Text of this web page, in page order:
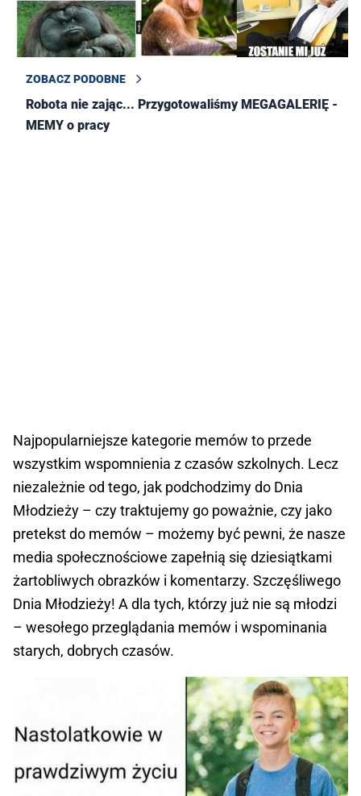
ZOBACZ PODOBNE
Robota nie zając... Przygotowaliśmy MEGAGALERIĘ -
MEMY o pracy
Najpopularniejsze kategorie memów to przede
wszystkim wspomnienia z czasów szkolnych. Lecz
niezależnie od tego, jak podchodzimy do Dnia
Młodzieży – czy traktujemy go poważnie, czy jako
pretekst do memów – możemy być pewni, że nasze
media społecznościowe zapełnią się dziesiątkami
żartobliwych obrazków i komentarzy. Szczęśliwego
Dnia Młodzieży! A dla tych, którzy już nie są młodzi
– wesołego przeglądania memów i wspominania
starych, dobrych czasów.